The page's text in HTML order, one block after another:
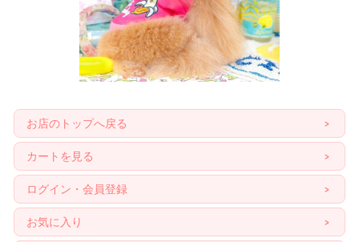
お店のトップへ戻る
カートを見る
ログイン・会員登録
お気に入り